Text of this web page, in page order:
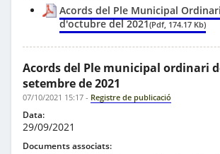
Acords del Ple Municipal
d'octubre del 2021(Pdf, 174.17 Kb)
Acords del Ple municipal ordinari
setembre de 2021
07/10/2021 15:17 - Registre de publicació
Data:
29/09/2021
Documents associats: